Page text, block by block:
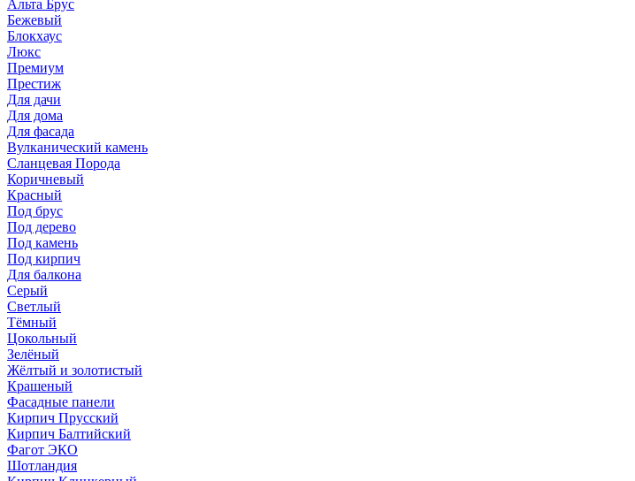
Альта Брус
Бежевый
Блокхаус
Люкс
Премиум
Престиж
Для дачи
Для дома
Для фасада
Вулканический камень
Сланцевая Порода
Коричневый
Красный
Под брус
Под дерево
Под камень
Под кирпич
Для балкона
Серый
Светлый
Тёмный
Цокольный
Зелёный
Жёлтый и золотистый
Крашеный
Фасадные панели
Кирпич Прусский
Кирпич Балтийский
Фагот ЭКО
Шотландия